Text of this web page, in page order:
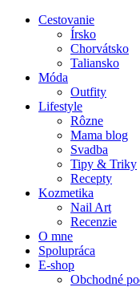
Cestovanie
Írsko
Chorvátsko
Taliansko
Móda
Outfity
Lifestyle
Rôzne
Mama blog
Svadba
Tipy & Triky
Recepty
Kozmetika
Nail Art
Recenzie
O mne
Spolupráca
E-shop
Obchodné